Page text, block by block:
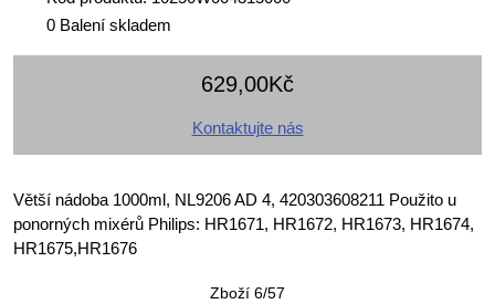
0 Balení skladem
629,00Kč
Kontaktujte nás
Větší nádoba 1000ml, NL9206 AD 4, 420303608211 Použito u
ponorných mixérů Philips: HR1671, HR1672, HR1673, HR1674,
HR1675,HR1676
Zboží 6/57